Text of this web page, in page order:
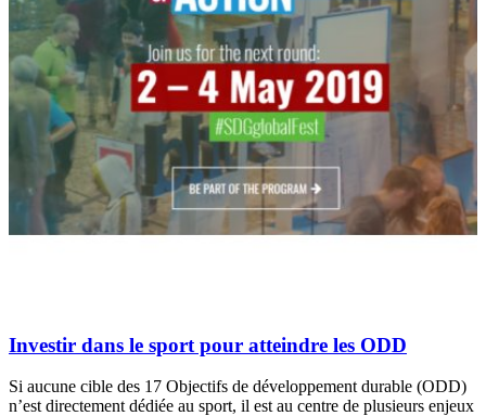
Investir dans le sport pour atteindre les ODD
Si aucune cible des 17 Objectifs de développement durable (ODD)
n’est directement dédiée au sport, il est au centre de plusieurs enjeux